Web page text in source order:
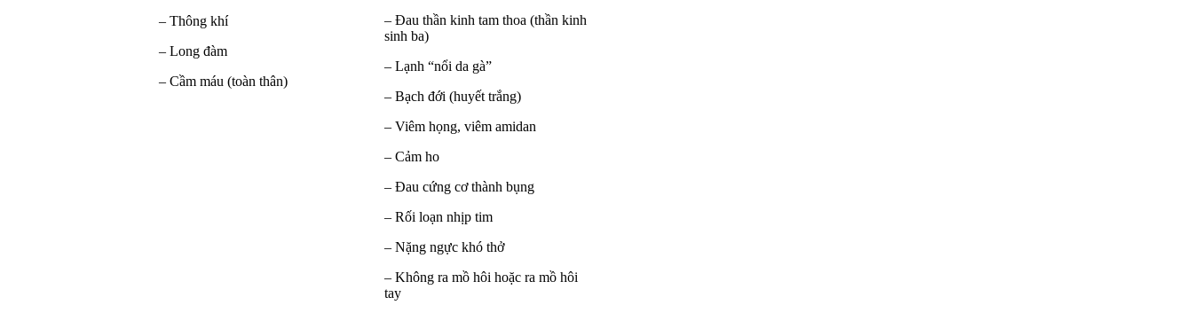
– Thông khí
– Long đàm
– Cầm máu (toàn thân)
– Đau thần kinh tam thoa (thần kinh
sinh ba)
– Lạnh “nổi da gà”
– Bạch đới (huyết trắng)
– Viêm họng, viêm amidan
– Cảm ho
– Đau cứng cơ thành bụng
– Rối loạn nhịp tim
– Nặng ngực khó thở
– Không ra mồ hôi hoặc ra mồ hôi
tay